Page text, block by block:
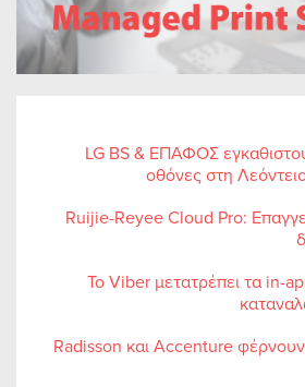
LG BS & ΕΠΑΦΟΣ
οθόνες στη
Ruijie-Reyee Cloud Pro:
Το Viber μετατρέπει τα in-
Radisson και Accenture